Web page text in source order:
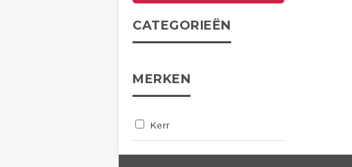
CATEGORIEËN
MERKEN
Kerr